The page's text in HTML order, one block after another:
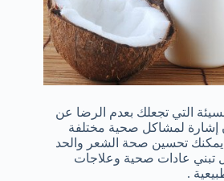
التي تجعلك بعدم الرضا عن
إشارة لمشاكل صحية مختلفة
يمكنك تحسين صحة الشعر والحد
عادات صحية وعلاجات
.